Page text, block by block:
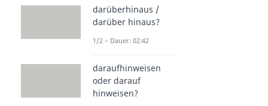
darüberhinaus /
darüber hinaus?
1/2 – Dauer: 02:42
daraufhinweisen
oder darauf
hinweisen?